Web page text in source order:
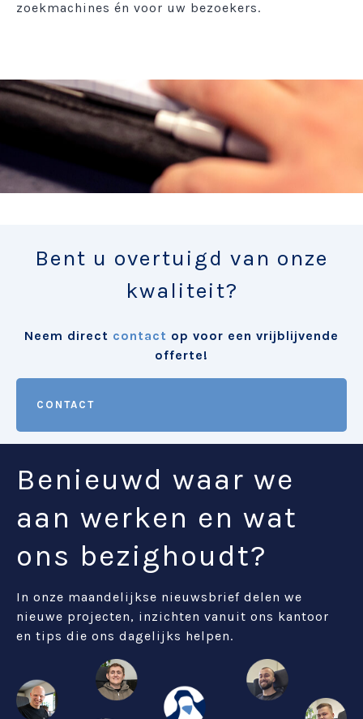
zoekmachines én voor uw bezoekers.
Bent u overtuigd van onze
kwaliteit?
Neem direct contact op voor een vrijblijvende
offerte!
CONTACT
Benieuwd waar we
aan werken en wat
ons bezighoudt?
In onze maandelijkse nieuwsbrief delen we
nieuwe projecten, inzichten vanuit ons kantoor
en tips die ons dagelijks helpen.